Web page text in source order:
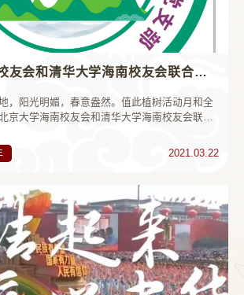
北京大学海南校友会和清华大学海南校友会联合党支部开展“建党100周年 守护绿水青山”主题党日活动
，阳光明媚，春意盎然。值此植树活动月和全
京大学海南校友会和清华大学海南校友会联合
2021.03.22